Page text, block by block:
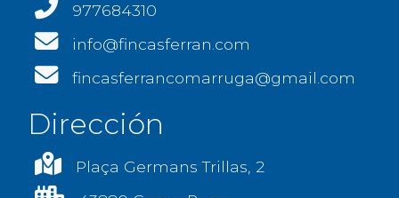
977684310
info@fincasferran.com
fincasferrancomarruga@gmail.com
Dirección
Plaça Germans Trillas, 2